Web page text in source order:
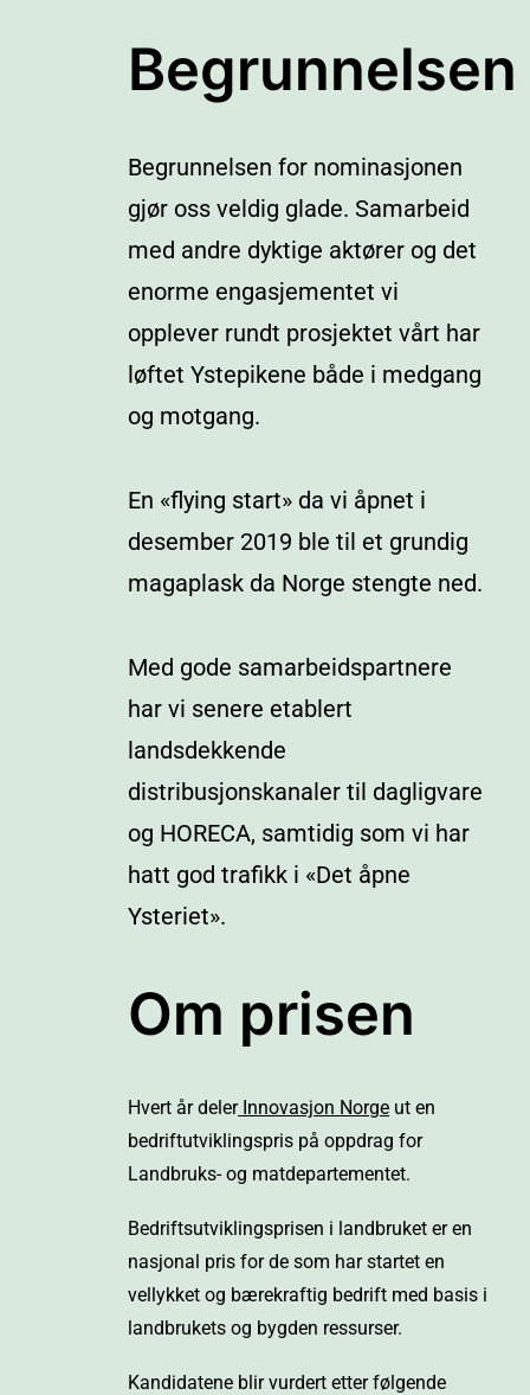
Begrunnelsen
Begrunnelsen for nominasjonen
gjør oss veldig glade. Samarbeid
med andre dyktige aktører og det
enorme engasjementet vi
opplever rundt prosjektet vårt har
løftet Ystepikene både i medgang
og motgang.
En «flying start» da vi åpnet i
desember 2019 ble til et grundig
magaplask da Norge stengte ned.
Med gode samarbeidspartnere
har vi senere etablert
landsdekkende
distribusjonskanaler til dagligvare
og HORECA, samtidig som vi har
hatt god trafikk i «Det åpne
Ysteriet».
Om prisen
Hvert år delerInnovasjon Norge ut en
bedriftutviklingspris på oppdrag for
Landbruks- og matdepartementet.
Bedriftsutviklingsprisen i landbruket er en
nasjonal pris for de som har startet en
vellykket og bærekraftig bedrift med basis i
landbrukets og bygden ressurser.
Kandidatene blir vurdert etter følgende